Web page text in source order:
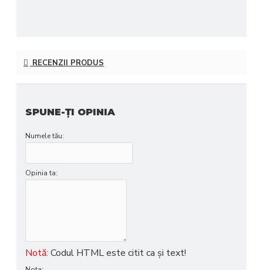
RECENZII PRODUS
SPUNE-ŢI OPINIA
Numele tău:
Opinia ta:
Notă: Codul HTML este citit ca şi text!